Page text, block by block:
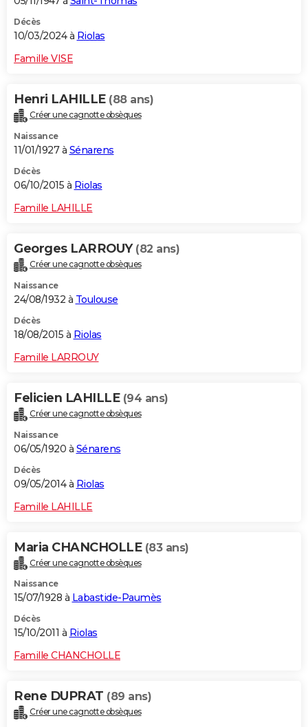
GUIDES D'ACHAT
Carte de Noël
Carte Bonne année
Carte Saint-Valentin
Carte Pâques
Carte d'anniversaire
DICTIONNAIRE
Dictionnaire
Biographies
Citations
Expressions
Proverbes
PROGRAMME TV
S'inscrire
Se connecter
Lycées
Collèges
Primaires
Universités
Entreprises
Service militaire
Avis de recherche
AVIS DE DÉCÈS
FORUM
Décès
10/03/2024 à Riolas
Famille VISE
Henri LAHILLE (88 ans)
Créer une cagnotte obsèques
Naissance
11/01/1927 à Sénarens
Décès
06/10/2015 à Riolas
Famille LAHILLE
Georges LARROUY (82 ans)
Créer une cagnotte obsèques
Naissance
24/08/1932 à Toulouse
Décès
18/08/2015 à Riolas
Famille LARROUY
Felicien LAHILLE (94 ans)
Créer une cagnotte obsèques
Naissance
06/05/1920 à Sénarens
Décès
09/05/2014 à Riolas
Famille LAHILLE
Maria CHANCHOLLE (83 ans)
Créer une cagnotte obsèques
Naissance
15/07/1928 à Labastide-Paumès
Décès
15/10/2011 à Riolas
Famille CHANCHOLLE
Rene DUPRAT (89 ans)
Créer une cagnotte obsèques